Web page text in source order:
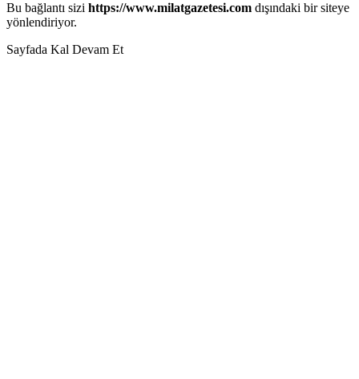
Bu bağlantı sizi https://www.milatgazetesi.com dışındaki bir siteye
yönlendiriyor.
Sayfada Kal Devam Et